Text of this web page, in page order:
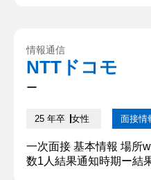
に海外公演を行うためそ
す。 ②就活状況を教え
に受けて...
情報通信
NTTドコモ
ー
25 年卒 女性 面接情
一次面接 基本情報 場所
数1人結果通知時期ー結